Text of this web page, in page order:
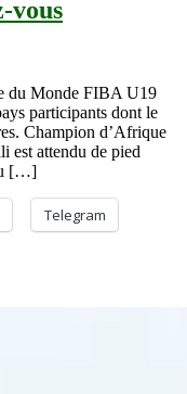
vous
du Monde FIBA U19
participants dont le
Champion d’Afrique
est attendu de pied
[…]
Telegram